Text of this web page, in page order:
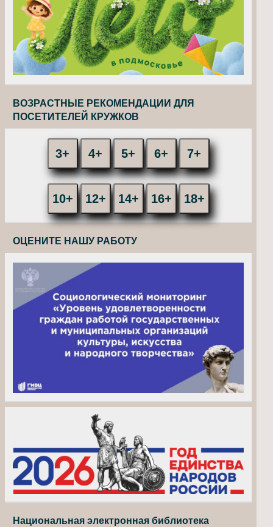
ВОЗРАСТНЫЕ РЕКОМЕНДАЦИИ ДЛЯ
ПОСЕТИТЕЛЕЙ КРУЖКОВ
3+ 4+ 5+ 6+ 7+
10+ 12+ 14+ 16+ 18+
ОЦЕНИТЕ НАШУ РАБОТУ
Национальная электронная библиотека